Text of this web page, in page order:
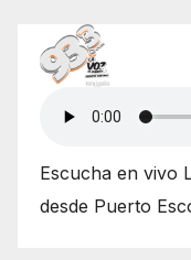
Escucha en vivo
desde Puerto